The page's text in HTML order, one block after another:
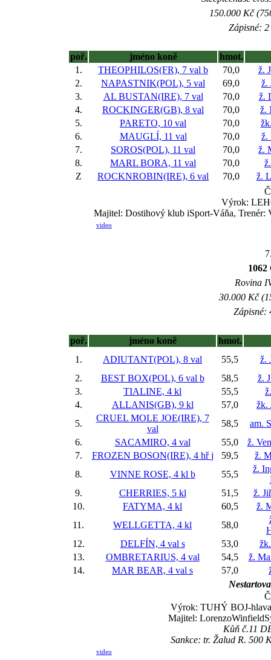
150.000 Kč
Zápisné:
poř. jméno koně
hmot.
1.
THEOPHILOS(FR), 7 val b 70,0
ž.
2.
NAPASTNIK(POL), 5 val 69,0
ž.
3.
AL BUSTAN(IRE), 7 val 70,0
ž.
4.
ROCKINGER(GB), 8 val 70,0
ž.
5.
PARETO, 10 val 70,0
6.
MAUGLÍ, 11 val 70,0
ž.
7.
SOROS(POL), 11 val 70,0
ž.
8.
MARL BORA, 11 val 70,0
Z
ROCKNROBIN(IRE), 6 val 70,0
ž.
Výrok:
Majitel: Dostihový klub iSport-Váňa, Trenér:
video
Rovina
30.000 Kč
Zápisné:
poř. jméno koně
hmot.
1.
ADIUTANT(POL), 8 val 55,5
ž.
2.
BEST BOX(POL), 6 val b 58,5
ž.
3.
TIALINE, 4 kl 55,5
4.
ALLANIS(GB), 9 kl 57,0
žk.
5.
CRUEL MOLE JOE(IRE), 7
val
58,5
am.
6.
SACAMIRO, 4 val 55,0
ž.
7.
FROZEN BOSON(IRE), 4 hřj 59,5
ž.
8.
VINNE ROSE, 4 kl b 55,5
ž.
9.
CHERRIES, 5 kl 51,5
ž.
10.
FATYMA, 4 kl 60,5
ž.
11.
WELLGETTA, 4 kl 58,0
12.
DELFÍN, 4 val s 53,0
13.
OMBRETARIUS, 4 val 54,5
ž.
14.
MAR BEAR, 4 val s 57,0
Výrok: TUHÝ BOJ-
Majitel:
Kůň č.11
Sankce: tr. Žalud R. 500
video